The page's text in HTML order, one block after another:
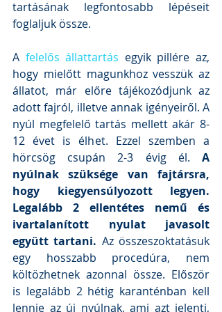
tartásának legfontosabb lépéseit
foglaljuk össze.
A felelős állattartás egyik pillére az,
hogy mielőtt magunkhoz vesszük az
állatot, már előre tájékozódjunk az
adott fajról, illetve annak igényeiről. A
nyúl megfelelő tartás mellett akár 8-
12 évet is élhet. Ezzel szemben a
hörcsög csupán 2-3 évig él. A
nyúlnak szüksége van fajtársra,
hogy kiegyensúlyozott legyen.
Legalább 2 ellentétes nemű és
ivartalanított nyulat javasolt
együtt tartani. Az összeszoktatásuk
egy hosszabb procedúra, nem
költözhetnek azonnal össze. Először
is legalább 2 hétig karanténban kell
lennie az új nyúlnak, ami azt jelenti,